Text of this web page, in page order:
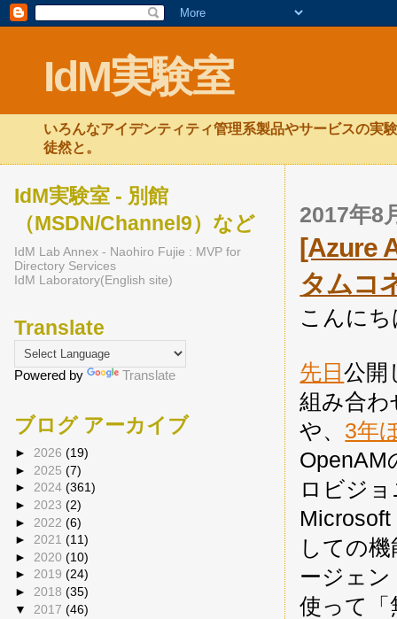
IdM実験室
いろんなアイデンティティ管理系製品やサービスの実
徒然と。
2017年8
[Azure
タムコ
こんに
先日公開
組み合
や、 3年
OpenAM
ロビジ
しての
ージェ
使って「
IdM実験室 - 別館
（MSDN/Channel9）など
IdM Lab Annex - Naohiro Fujie : MVP for
Directory Services
IdM Laboratory(English site)
Translate
Powered by Translate
ブログ アーカイブ
► 2026 (19)
► 2025 (7)
► 2024 (361)
► 2023 (2)
► 2022 (6)
► 2021 (11)
► 2020 (10)
► 2019 (24)
► 2018 (35)
▼ 2017 (46)